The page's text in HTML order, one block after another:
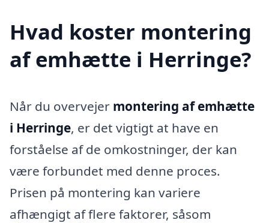
Hvad koster montering
af emhætte i Herringe?
Når du overvejer montering af emhætte
i Herringe, er det vigtigt at have en
forståelse af de omkostninger, der kan
være forbundet med denne proces.
Prisen på montering kan variere
afhængigt af flere faktorer, såsom